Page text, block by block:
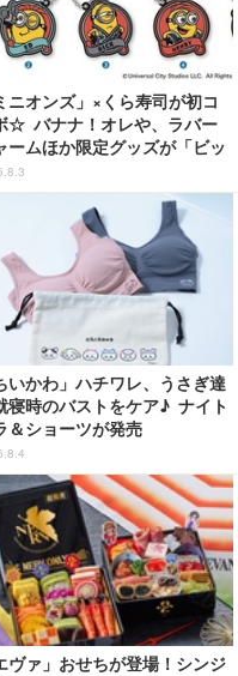
ニオンズ」×くら寿司が初コ
☆ バナナ！オレや、ラバー
ームほか限定グッズが「ビッ
ポン！」に登場【8月7日～】
いかわ」ハチワレ、うさぎ達
寝時のバストをケア♪ ナイト
＆ショーツが発売
ヴァ」おせちが登場！シンジ